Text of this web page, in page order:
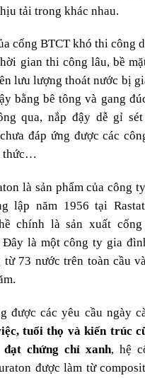
tải trong khác nhau.
cống BTCT khó thi công
gian thi công lâu, bề
lưu lượng thoát nước bị
bằng bê tông và gang
qua, nắp đậy dễ gỉ
đáp ứng được các
thức…
là sản phẩm của công
lập năm 1956 tại
chính là sản xuất
Đây là một công ty gia
từ 73 nước trên toàn cầu
được các yêu cầu ngày
tuổi thọ và kiến trúc
chứng chỉ xanh, hệ
được làm từ